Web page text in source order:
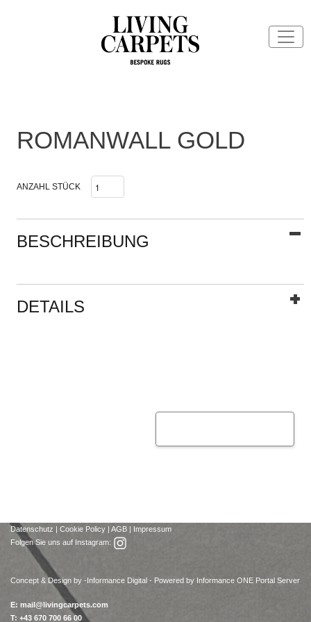
ROMANWALL GOLD
ANZAHL STÜCK
BESCHREIBUNG
DETAILS
Datenschutz | Cookie Policy | AGB | Impressum
Folgen Sie uns auf Instagram:
Concept & Design by -Informance Digital - Powered by Informance ONE Portal Server
E: mail@livingcarpets.com
T: +43 670 700 66 00